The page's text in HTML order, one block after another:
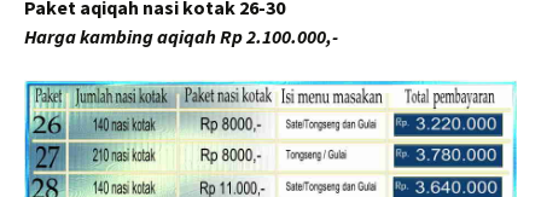
Paket aqiqah nasi kotak 26-30
Harga kambing aqiqah Rp 2.100.000,-